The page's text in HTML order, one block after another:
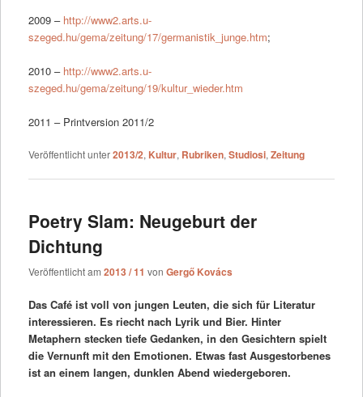
2009 – http://www2.arts.u-
szeged.hu/gema/zeitung/17/germanistik_junge.htm;
2010 – http://www2.arts.u-
szeged.hu/gema/zeitung/19/kultur_wieder.htm
2011 – Printversion 2011/2
Veröffentlicht unter2013/2, Kultur, Rubriken, Studiosi, Zeitung
Poetry Slam: Neugeburt der
Dichtung
Veröffentlicht am 2013 / 11 von Gergő Kovács
Das Café ist voll von jungen Leuten, die sich für Literatur
interessieren. Es riecht nach Lyrik und Bier. Hinter
Metaphern stecken tiefe Gedanken, in den Gesichtern spielt
die Vernunft mit den Emotionen. Etwas fast Ausgestorbenes
ist an einem langen, dunklen Abend wiedergeboren.